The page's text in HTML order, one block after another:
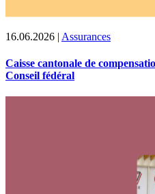
16.06.2026 | Assurances
Caisse cantonale de
Conseil fédéral